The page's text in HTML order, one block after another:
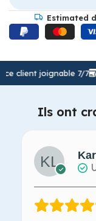
Estimated
joignable 7/7
Ils ont